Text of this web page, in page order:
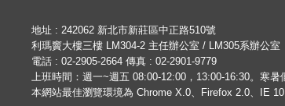
地址 : 242062 新北市新莊區中正路510號
利瑪竇大樓三樓 LM304-2 主任辦公室 / LM305系辦公室
電話 : 02-2905-2664 傳真 : 02-2901-9779
上班時間：週一~週五 08:00-12:00，13:00-16:30。寒暑
本網站最佳瀏覽環境為 Chrome X.0、Firefox 2.0、IE